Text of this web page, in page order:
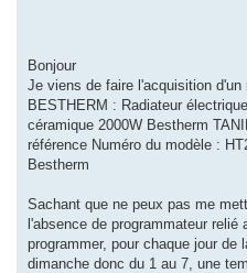
Bonjour
Je viens de faire l'acquisition d'un
BESTHERM : Radiateur
céramique 2000W Bestherm
référence Numéro du modèle :
Bestherm
Sachant que ne peux pas me
l'absence de programmateur relié
programmer, pour chaque jour de
dimanche donc du 1 au 7, une